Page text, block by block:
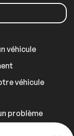
véhicule
véhicule
problème